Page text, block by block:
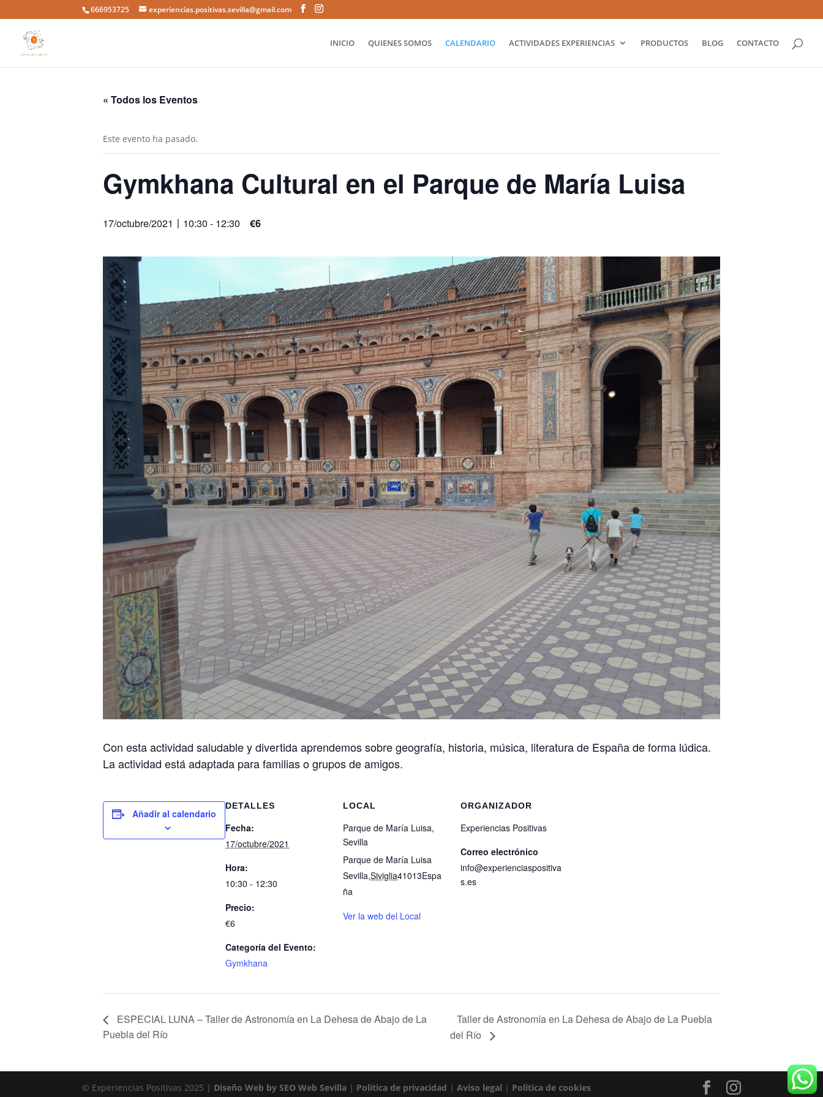
666953725 experiencias.positivas.sevilla@gmail.com
INICIO QUIENES SOMOS CALENDARIO ACTIVIDADES EXPERIENCIAS PRODUCTOS BLOG CONTACTO
« Todos los Eventos
Este evento ha pasado.
Gymkhana Cultural en el Parque de María Luisa
17/octubre/2021〡10:30 - 12:30 €6
Con esta actividad saludable y divertida aprendemos sobre geografía, historia, música, literatura de España de forma lúdica.
La actividad está adaptada para familias o grupos de amigos.
Añadir al calendario
DETALLES
Fecha:
17/octubre/2021
Hora:
10:30 - 12:30
Precio:
€6
Categoría del Evento:
Gymkhana
LOCAL
Parque de María Luisa,
Sevilla
Parque de María Luisa
Sevilla,Siviglia41013Espa
ña
Ver la web del Local
ORGANIZADOR
Experiencias Positivas
Correo electrónico
info@experienciaspositiva
s.es
ESPECIAL LUNA – Taller de Astronomía en La Dehesa de Abajo de La
Puebla del Río
Taller de Astronomía en La Dehesa de Abajo de La Puebla
del Río
© Experiencias Positivas 2025 | Diseño Web by SEO Web Sevilla | Política de privacidad |Aviso legal | Política de cookies